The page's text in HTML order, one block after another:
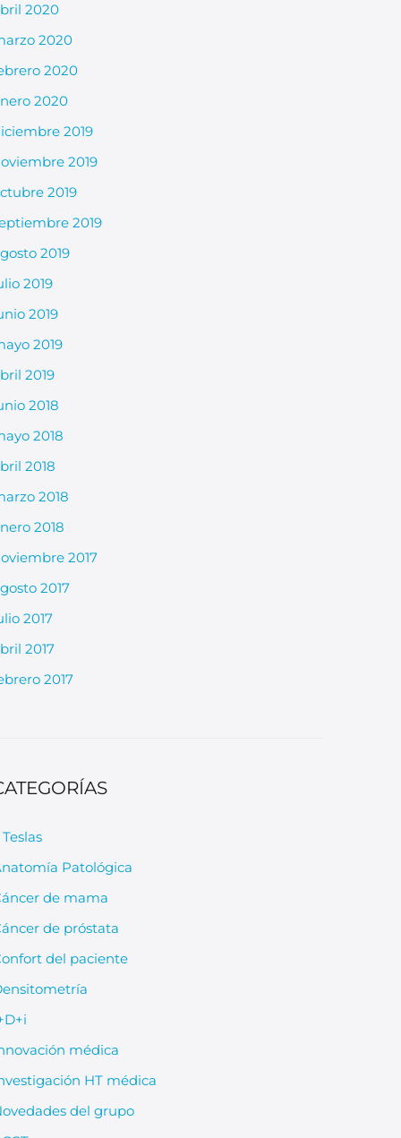
2020
2020
2020
2020
2019
2019
2019
2019
2019
2019
2019
2019
2019
2018
2018
2018
2018
2018
2017
2017
2017
2017
2017
Teslas
Patológica
de mama
de próstata
del paciente
médica
HT médica
del grupo